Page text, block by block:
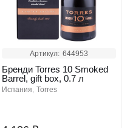
Артикул: 644953
Бренди Torres 10 Smoked
Barrel, gift box, 0.7 л
испания torres